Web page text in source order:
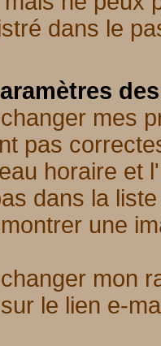
dans le
mes
pas
horaire et
dans la
une
mon
le lien e-